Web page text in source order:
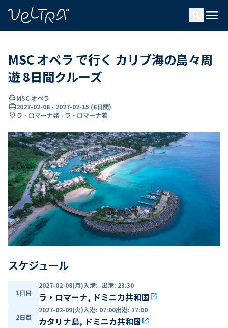
menu
MSC オペラ で行く カリブ海の島々周
遊 8日間クルーズ
directions_boatMSC オペラ
card_travel2027-02-08 - 2027-02-15 (8日間)
location_onラ・ロマーナ発 - ラ・ロマーナ着
スケジュール
1日目
2027-02-08(月)入港: -出港: 23:30
ラ・ロマーナ, ドミニカ共和国open_in_new
2日目
2027-02-09(火)入港: 07:00出港: 17:00
カタリナ島, ドミニカ共和国open_in_new